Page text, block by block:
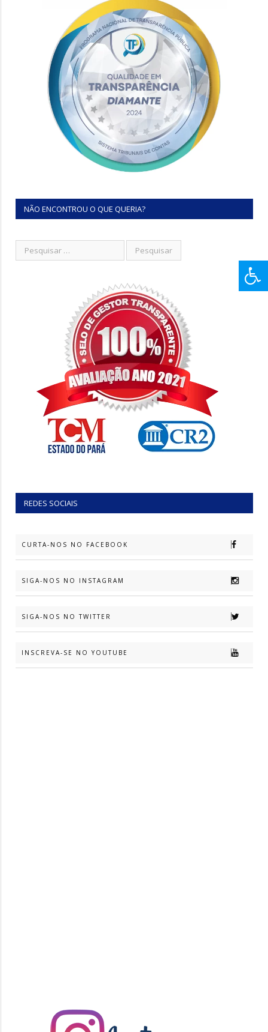
NÃO ENCONTROU O QUE QUERIA?
REDES SOCIAIS
CURTA-NOS NO FACEBOOK
SIGA-NOS NO INSTAGRAM
SIGA-NOS NO TWITTER
INSCREVA-SE NO YOUTUBE